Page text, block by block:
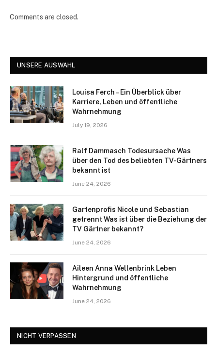
Comments are closed.
UNSERE AUSWAHL
Louisa Ferch – Ein Überblick über
Karriere, Leben und öffentliche
Wahrnehmung
July 19, 2026
Ralf Dammasch Todesursache Was
über den Tod des beliebten TV-Gärtners
bekannt ist
June 24, 2026
Gartenprofis Nicole und Sebastian
getrennt Was ist über die Beziehung der
TV Gärtner bekannt?
June 24, 2026
Aileen Anna Wellenbrink Leben
Hintergrund und öffentliche
Wahrnehmung
June 24, 2026
NICHT VERPASSEN